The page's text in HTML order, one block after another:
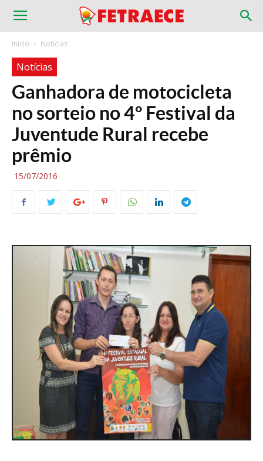
Início Notícias
Notícias
Ganhadora de motocicleta
no sorteio no 4º Festival da
Juventude Rural recebe
prêmio
15/07/2016